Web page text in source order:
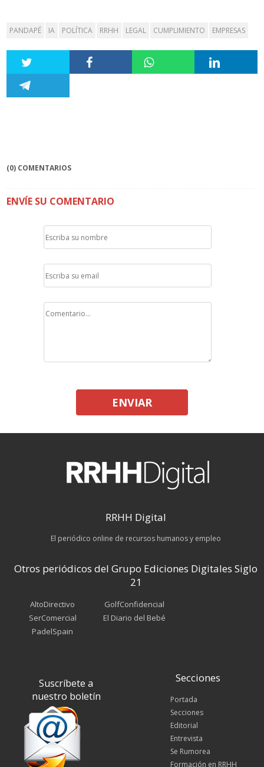
PANDAPÉ IA POLÍTICA RRHH LEGAL CUMPLIMIENTO EMPRESAS
(0) COMENTARIOS
ENVÍE SU COMENTARIO
ENVIAR
RRHH Digital
El periódico online de recursos humanos y empleo
Otros periódicos del Grupo Ediciones Digitales Siglo
21
AltoDirectivo
SerComercial
PadelSpain
GolfConfidencial
El Diario del Bebé
Suscríbete a
nuestro boletín
Secciones
Portada
Secciones
Editorial
Entrevista
Se Rumorea
Formación en RRHH